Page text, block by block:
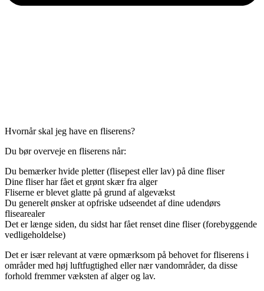
Hvornår skal jeg have en fliserens?
Du bør overveje en fliserens når:
Du bemærker hvide pletter (flisepest eller lav) på dine fliser
Dine fliser har fået et grønt skær fra alger
Fliserne er blevet glatte på grund af algevækst
Du generelt ønsker at opfriske udseendet af dine udendørs
flisearealer
Det er længe siden, du sidst har fået renset dine fliser (forebyggende
vedligeholdelse)
Det er især relevant at være opmærksom på behovet for fliserens i
områder med høj luftfugtighed eller nær vandområder, da disse
forhold fremmer væksten af alger og lav.